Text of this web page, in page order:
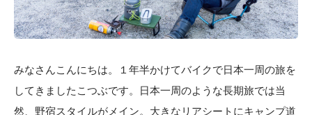
みなさんこんにちは。１年半かけてバイクで日本一周の旅を
してきましたこつぶです。日本一周のような長期旅では当
然、野宿スタイルがメイン。大きなリアシートにキャンプ道